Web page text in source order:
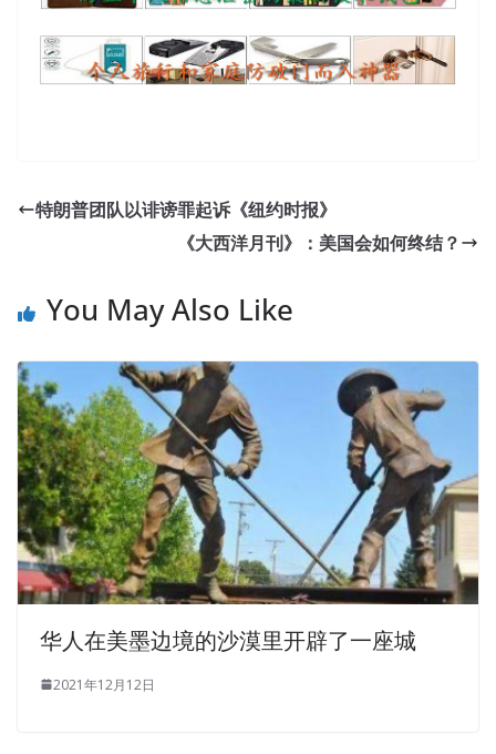
特朗普团队以诽谤罪起诉《纽约时报》
《大西洋月刊》：美国会如何终结？
You May Also Like
华人在美墨边境的沙漠里开辟了一座城
2021年12月12日